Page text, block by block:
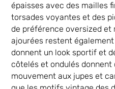
épaisses avec des mailles
torsades voyantes et des
de préférence oversized et
ajourées restent
donnent un look sportif et
côtelés et ondulés donnent
mouvement aux jupes et